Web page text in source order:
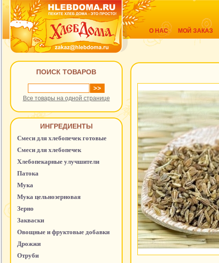
О НАС МОЙ ЗАКАЗ
ПОИСК ТОВАРОВ
Все товары на одной странице
ИНГРЕДИЕНТЫ
Смеси для хлебопечек готовые
Смеси для хлебопечек
Хлебопекарные улучшители
Патока
Мука
Мука цельнозерновая
Зерно
Закваски
Овощные и фруктовые добавки
Дрожжи
Отруби